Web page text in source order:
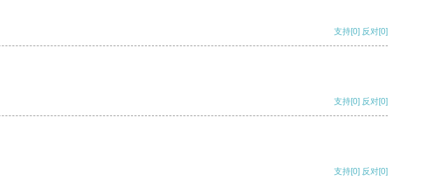
支持[0] 反对[0]
支持[0] 反对[0]
支持[0] 反对[0]